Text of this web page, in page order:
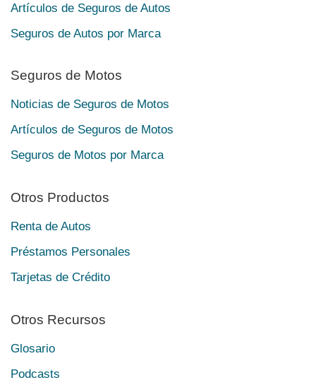
Artículos de Seguros de Autos
Seguros de Autos por Marca
Seguros de Motos
Noticias de Seguros de Motos
Artículos de Seguros de Motos
Seguros de Motos por Marca
Otros Productos
Renta de Autos
Préstamos Personales
Tarjetas de Crédito
Otros Recursos
Glosario
Podcasts